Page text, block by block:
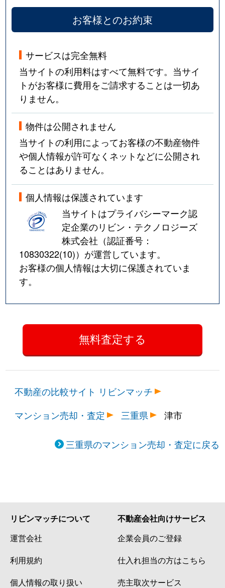
お客様とのお約束
サービスは完全無料
当サイトの利用料はすべて無料です。当サイ
トがお客様に費用をご請求することは一切あ
りません。
物件は公開されません
当サイトの利用によってお客様の不動産物件
や個人情報が許可なくネットなどに公開され
ることはありません。
個人情報は保護されています
当サイトはプライバシーマーク認
定企業のリビン・テクノロジーズ
株式会社（認証番号：
10830322(10)）が運営しています。
お客様の個人情報は大切に保護されていま
す。
不動産の比較サイト リビンマッチ
マンション売却・査定
三重県 津市
三重県のマンション売却・査定に戻る
リビンマッチについて
運営会社
利用規約
個人情報の取り扱い
不動産会社向けサービス
企業会員のご登録
仕入れ担当の方はこちら
売主取次サービス